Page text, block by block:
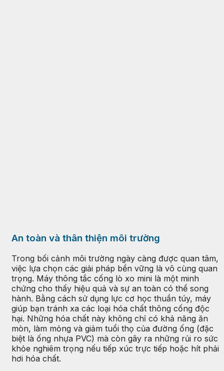
An toàn và thân thiện môi trường
Trong bối cảnh môi trường ngày càng được quan tâm,
việc lựa chọn các giải pháp bền vững là vô cùng quan
trọng. Máy thông tắc cống lò xo mini là một minh
chứng cho thấy hiệu quả và sự an toàn có thể song
hành. Bằng cách sử dụng lực cơ học thuần túy, máy
giúp bạn tránh xa các loại hóa chất thông cống độc
hại. Những hóa chất này không chỉ có khả năng ăn
mòn, làm mỏng và giảm tuổi thọ của đường ống (đặc
biệt là ống nhựa PVC) mà còn gây ra những rủi ro sức
khỏe nghiêm trọng nếu tiếp xúc trực tiếp hoặc hít phải
hơi hóa chất.